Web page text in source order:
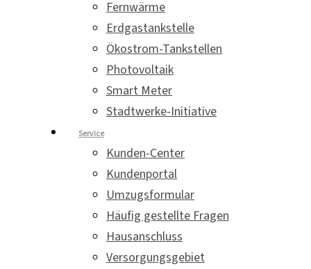
Fernwärme
Erdgastankstelle
Ökostrom-Tankstellen
Photovoltaik
Smart Meter
Stadtwerke-Initiative
Service
Kunden-Center
Kundenportal
Umzugsformular
Häufig gestellte Fragen
Hausanschluss
Versorgungsgebiet